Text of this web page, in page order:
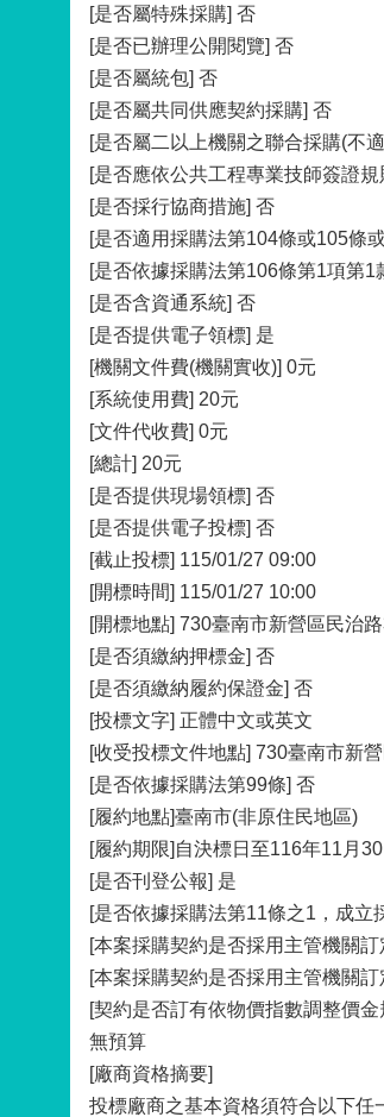
[是否屬特殊採購] 否
[是否已辦理公開閱覽] 否
[是否屬統包] 否
[是否屬共同供應契約採購] 否
[是否屬二以上機關之聯合採購(不
[是否應依公共工程專業技師簽證
[是否採行協商措施] 否
[是否適用採購法第104條或105條
[是否依據採購法第106條第1項第1
[是否含資通系統] 否
[是否提供電子領標] 是
[機關文件費(機關實收)] 0元
[系統使用費] 20元
[文件代收費] 0元
[總計] 20元
[是否提供現場領標] 否
[是否提供電子投標] 否
[截止投標] 115/01/27 09:00
[開標時間] 115/01/27 10:00
[開標地點] 730臺南市新營區民治
[是否須繳納押標金] 否
[是否須繳納履約保證金] 否
[投標文字] 正體中文或英文
[收受投標文件地點] 730臺南市新
[是否依據採購法第99條] 否
[履約地點]臺南市(非原住民地區)
[履約期限]自決標日至116年11月
[是否刊登公報] 是
[是否依據採購法第11條之1，成立
[本案採購契約是否採用主管機關訂
[本案採購契約是否採用主管機關
[契約是否訂有依物價指數調整價
無預算
[廠商資格摘要]
投標廠商之基本資格須符合以下任